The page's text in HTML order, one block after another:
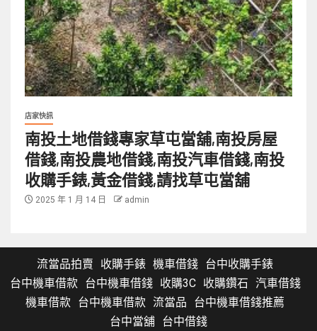
店家快訊
南投土地借錢專家草屯當舖,南投房屋
借錢,南投農地借錢,南投汽車借錢,南投
收購手錶,黃金借錢,請找草屯當舖
2025 年 1 月 14 日 admin
流當品拍賣 收購手錶 機車借錢 台中收購手錶
台中機車借款
台中機車借錢 收購3C 收購鑽石 汽車借錢
機車借款 台中機車借款 流當品
台中機車借錢推薦
台中當舖 台中借錢